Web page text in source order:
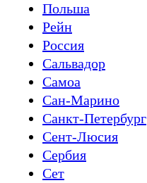
Польша
Рейн
Россия
Сальвадор
Самоа
Сан-Марино
Санкт-Петербург
Сент-Люсия
Сербия
Сет